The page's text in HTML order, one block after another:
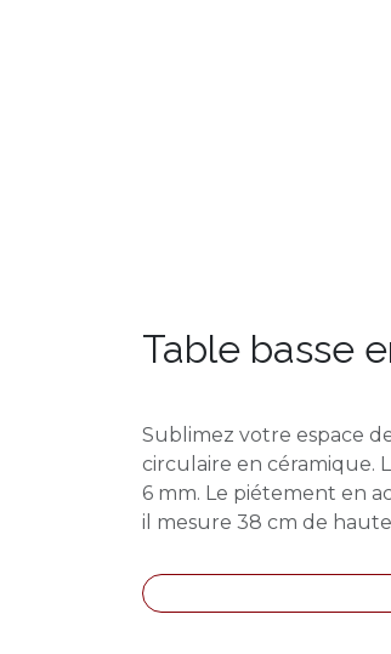
Table basse
Sublimez votre espace
circulaire en céramique.
6 mm. Le piétement en
il mesure 38 cm de